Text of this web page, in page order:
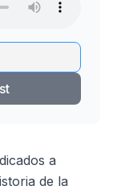
a
de la